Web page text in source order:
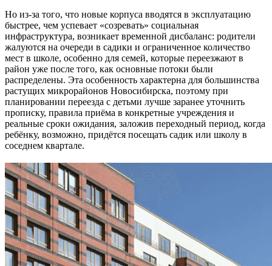
Но из-за того, что новые корпуса вводятся в эксплуатацию
быстрее, чем успевает «созревать» социальная
инфраструктура, возникает временной дисбаланс: родители
жалуются на очереди в садики и ограниченное количество
мест в школе, особенно для семей, которые переезжают в
район уже после того, как основные потоки были
распределены. Эта особенность характерна для большинства
растущих микрорайонов Новосибирска, поэтому при
планировании переезда с детьми лучше заранее уточнить
прописку, правила приёма в конкретные учреждения и
реальные сроки ожидания, заложив переходный период, когда
ребёнку, возможно, придётся посещать садик или школу в
соседнем квартале.